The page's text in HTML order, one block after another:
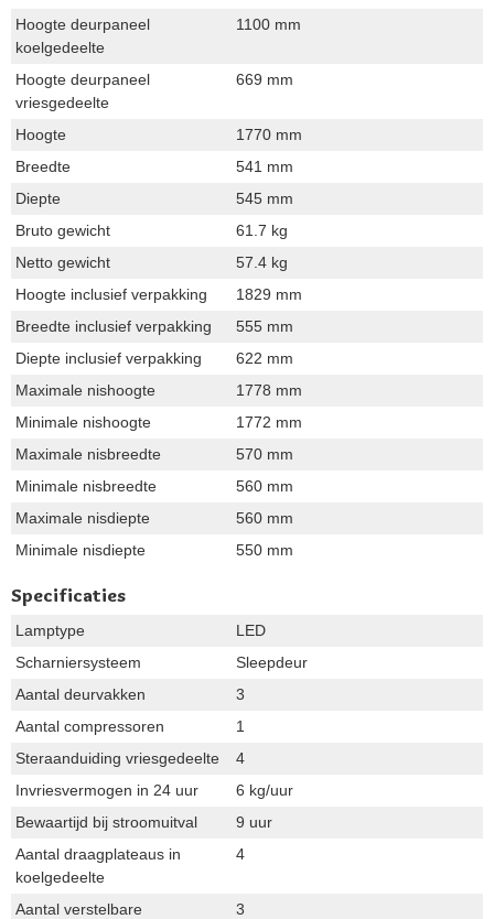
Hoogte deurpaneel
koelgedeelte
1100 mm
Hoogte deurpaneel
vriesgedeelte
669 mm
Hoogte
1770 mm
Breedte
541 mm
Diepte
545 mm
Bruto gewicht
61.7 kg
Netto gewicht
57.4 kg
Hoogte inclusief verpakking
1829 mm
Breedte inclusief verpakking
555 mm
Diepte inclusief verpakking
622 mm
Maximale nishoogte
1778 mm
Minimale nishoogte
1772 mm
Maximale nisbreedte
570 mm
Minimale nisbreedte
560 mm
Maximale nisdiepte
560 mm
Minimale nisdiepte
550 mm
Specificaties
Lamptype
LED
Scharniersysteem
Sleepdeur
Aantal deurvakken
3
Aantal compressoren
1
Steraanduiding vriesgedeelte
4
Invriesvermogen in 24 uur
6 kg/uur
Bewaartijd bij stroomuitval
9 uur
Aantal draagplateaus in
koelgedeelte
4
Aantal verstelbare
3